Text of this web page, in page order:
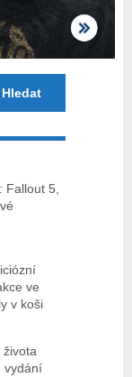
Fallout 5,
ve
v koši
života
vydání